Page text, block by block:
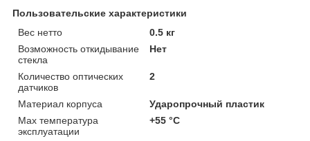
Пользовательские характеристики
Вес нетто
0.5 кг
Возможность откидывание
стекла
Нет
Количество оптических
датчиков
2
Материал корпуса
Ударопрочный пластик
Мах температура
эксплуатации
+55 °C